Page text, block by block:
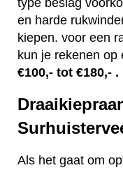
en harde
kiepen. voor een
kun je rekenen op
€100,- tot €180,- .
Als het gaat om